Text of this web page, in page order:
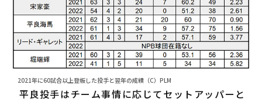
2021年に60試合以上登板した投手と翌年の成績（C）PLM
平良投手はチーム事情に応じてセットアッパーと